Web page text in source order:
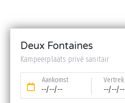
Deux Fontaines
Kampeerplaats privé sanitair
Aankomst
--/--/--
Vertrek
--/--/--